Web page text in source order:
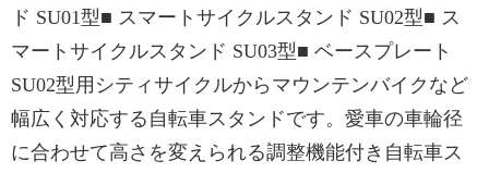
ド SU01型■ スマートサイクルスタンド SU02型■ ス
マートサイクルスタンド SU03型■ ベースプレート
SU02型用シティサイクルからマウンテンバイクなど
幅広く対応する自転車スタンドです。愛車の車輪径
に合わせて高さを変えられる調整機能付き自転車ス